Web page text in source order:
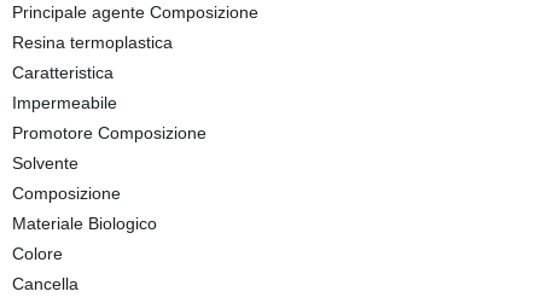
Principale agente Composizione
Resina termoplastica
Caratteristica
Impermeabile
Promotore Composizione
Solvente
Composizione
Materiale Biologico
Colore
Cancella